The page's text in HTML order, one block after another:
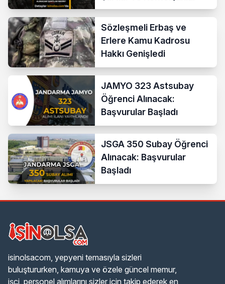
Sözleşmeli Erbaş ve
Erlere Kamu Kadrosu
Hakkı Genişledi
JAMYO 323 Astsubay
Öğrenci Alınacak:
Başvurular Başladı
JSGA 350 Subay Öğrenci
Alınacak: Başvurular
Başladı
isinolsacom, yepyeni temasıyla sizleri
buluştururken, kamuya ve özele güncel memur,
işçi, personel alımlarını sizler için takip ederek en